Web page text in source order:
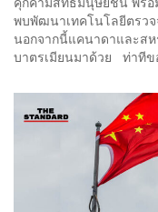
พบพัฒนาเทคโนโลยีตรว
นอกจากนี้แคนาดาและส
บาตรเมียนมาด้วย ท่าทีข